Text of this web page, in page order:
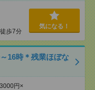
歩7分
気になる！
16時＊残業ほぼな
円×